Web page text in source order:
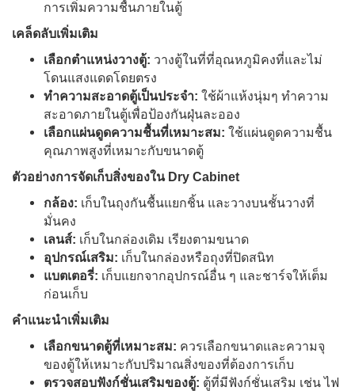
การเพิ่มความชื้นภายในตู้
เคล็ดลับเพิ่มเติม
เลือกตำแหน่งวางตู้: วางตู้ในที่ที่อุณหภูมิคงที่และไม่
โดนแสงแดดโดยตรง
ทำความสะอาดตู้เป็นประจำ: ใช้ผ้าแห้งนุ่มๆ ทำความ
สะอาดภายในตู้เพื่อป้องกันฝุ่นละออง
เลือกแผ่นดูดความชื้นที่เหมาะสม: ใช้แผ่นดูดความชื้น
คุณภาพสูงที่เหมาะกับขนาดตู้
ตัวอย่างการจัดเก็บสิ่งของใน Dry Cabinet
กล้อง: เก็บในถุงกันชื้นแยกชิ้น และวางบนชั้นวางที่
มั่นคง
เลนส์: เก็บในกล่องเดิม เรียงตามขนาด
อุปกรณ์เสริม: เก็บในกล่องหรือถุงที่ปิดสนิท
แบตเตอรี่: เก็บแยกจากอุปกรณ์อื่น ๆ และชาร์จให้เต็ม
ก่อนเก็บ
คำแนะนำเพิ่มเติม
เลือกขนาดตู้ที่เหมาะสม: ควรเลือกขนาดและความจุ
ของตู้ให้เหมาะกับปริมาณสิ่งของที่ต้องการเก็บ
ตรวจสอบฟังก์ชั่นเสริมของตู้: ตู้ที่มีฟังก์ชั่นเสริม เช่น ไฟ